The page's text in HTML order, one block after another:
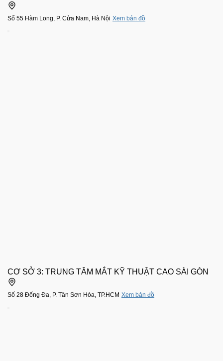
Số 55 Hàm Long, P. Cửa Nam, Hà Nội Xem bản đồ
CƠ SỞ 3: TRUNG TÂM MẮT KỸ THUẬT CAO SÀI GÒN
Số 28 Đống Đa, P. Tân Sơn Hòa, TP.HCM Xem bản đồ